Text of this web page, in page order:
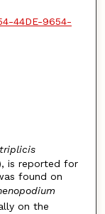
44DE-9654-
is reported for
found on
on the